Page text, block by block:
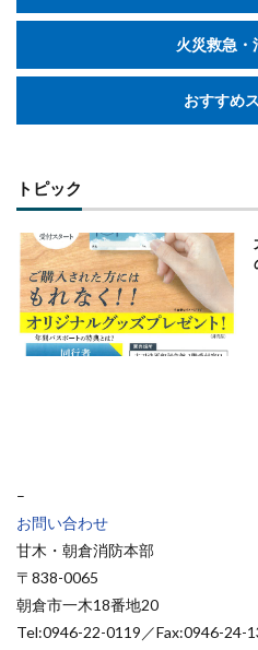
火災救急・
おすすめ
トピック
–
お問い合わせ
甘木・朝倉消防本部
〒838-0065
朝倉市一木18番地20
Tel:0946-22-0119／Fax:0946-24-